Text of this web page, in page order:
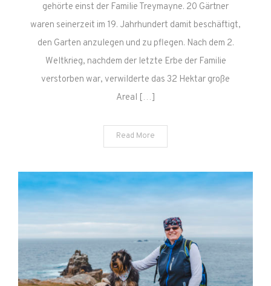
gehörte einst der Familie Treymayne. 20 Gärtner
waren seinerzeit im 19. Jahrhundert damit beschäftigt,
den Garten anzulegen und zu pflegen. Nach dem 2.
Weltkrieg, nachdem der letzte Erbe der Familie
verstorben war, verwilderte das 32 Hektar große
Areal […]
Read More